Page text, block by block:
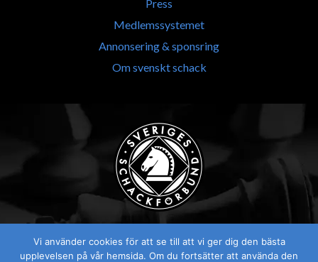
Press
Medlemssystemet
Annonsering & sponsring
Om svenskt schack
Vi använder cookies för att se till att vi ger dig den bästa
upplevelsen på vår hemsida. Om du fortsätter att använda den